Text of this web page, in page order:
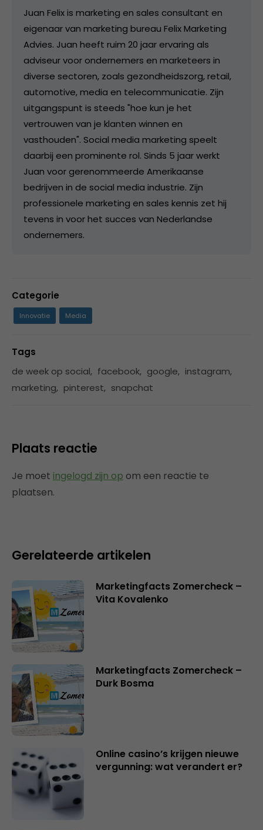
Juan Felix is marketing en sales consultant en
eigenaar van marketing bureau Felix Marketing
Advies. Juan heeft ruim 20 jaar ervaring als
adviseur voor ondernemers en marketeers in
diverse sectoren, zoals gezondheidszorg, retail,
automotive, media en telecommunicatie. Zijn
uitgangspunt is steeds "hoe kun je het
vertrouwen van je klanten winnen en
vasthouden". Social media marketing speelt
daarbij een prominente rol. Sinds 5 jaar werkt
Juan voor gerenommeerde Amerikaanse
bedrijven in de social media industrie. Zijn
professionele marketing en sales kennis zet hij
tevens in voor het succes van Nederlandse
ondernemers.
Categorie
Innovatie Media
Tags
de week op social, facebook, google, instagram,
marketing, pinterest, snapchat
Plaats reactie
Je moet ingelogd zijn op om een reactie te
plaatsen.
Gerelateerde artikelen
Marketingfacts Zomercheck –
Vita Kovalenko
Marketingfacts Zomercheck –
Durk Bosma
Online casino’s krijgen nieuwe
vergunning: wat verandert er?